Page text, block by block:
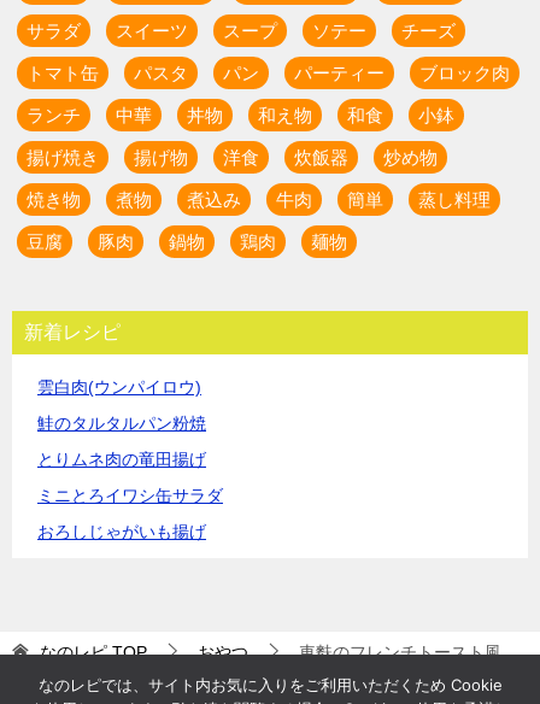
サラダ スイーツ スープ ソテー チーズ
トマト缶 パスタ パン パーティー ブロック肉
ランチ 中華 丼物 和え物 和食 小鉢
揚げ焼き 揚げ物 洋食 炊飯器 炒め物
焼き物 煮物 煮込み 牛肉 簡単 蒸し料理
豆腐 豚肉 鍋物 鶏肉 麺物
新着レシピ
雲白肉(ウンパイロウ)
鮭のタルタルパン粉焼
とりムネ肉の竜田揚げ
ミニとろイワシ缶サラダ
おろしじゃがいも揚げ
なのレピTOP おやつ
車麩のフレンチトースト風
なのレピでは、サイト内お気に入りをご利用いただくため Cookie